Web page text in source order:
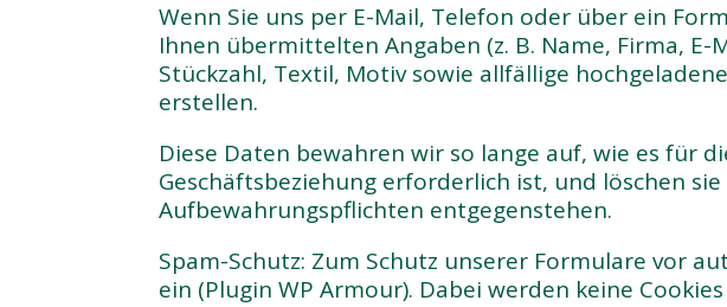
Wenn Sie uns per E-Mail, Telefon oder über ein
Ihnen übermittelten Angaben (z. B. Name, Firma,
Stückzahl, Textil, Motiv sowie allfällige
erstellen.
Diese Daten bewahren wir so lange auf, wie es für
Geschäftsbeziehung erforderlich ist, und löschen
Aufbewahrungspflichten entgegenstehen.
Spam-Schutz: Zum Schutz unserer Formulare vor
ein (Plugin WP Armour). Dabei werden keine